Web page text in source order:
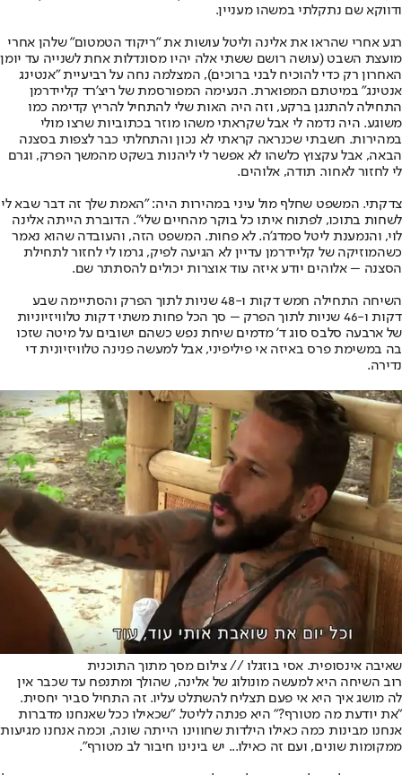
ודווקא שם נתקלתי במשהו מעניין.
רגע אחרי שהראו את אלינה וליטל עושות את "ריקוד הטמטום" שלהן אחרי
מועצת השבט (עושה רושם ששתי אלה יהיו מסונדלות אחת לשנייה עד יומן
האחרון רק כדי להוכיח לבני ברוכים), המצלמה נחה על רביעיית "אנטינג
אנטינג" במיטתם המפוארת. הנעימה המפורסמת של ריצ'רד קליידרמן
התחילה להתנגן ברקע, וזה היה האות שלי להתחיל להריץ קדימה כמו
משוגע. היה נדמה לי אבל שקראתי משהו מוזר בכתוביות שרצו מולי
במהירות. חשבתי שכנראה קראתי לא נכון והתחלתי כבר לצפות בסצנה
הבאה, אבל עקצוץ כלשהו לא אפשר לי ליהנות בשקט מהמשך הפרק, וגרם
לי לחזור לאחור. תודה, אלוהים.
צדקתי. המשפט שחלף מול עיני במהירות היה: "האמת שלך זה דבר שבא לי
לשחות בתוכו, לפתוח איתו כל בוקר מהחיים שלי". הדוברת הייתה אלינה
לוי, והנמענת ליטל סמדג'ה. לא פחות. המשפט הזה, והעובדה שהוא נאמר
כשהמוזיקה של קליידרמן עדיין לא הגיעה לפיק, גרמו לי לחזור לתחילת
הסצנה – אלוהים יודע איזה עוד אוצרות יכולים להסתתר שם.
השיחה התחילה חמש דקות ו-48 שניות לתוך הפרק והסתיימה שבע
דקות ו-46 שניות לתוך הפרק – סך הכל פחות משתי דקות טלוויזיוניות
של ארבעה סלבס סוג ד' מדמים שיחת נפש כשהם ישובים על מיטה שזכו
בה במשימת פרס באיזה אי פיליפיני, אבל למעשה פנינה טלוויזיונית די
נדירה.
שאיבה אינסופית. אסי בוזגלו // צילום מסך מתוך התוכנית
רוב השיחה היא למעשה מונולוג של אלינה, שהולך ומתנפח עד שכבר אין
לה מושג איך היא אי פעם תצליח להשתלט עליו. זה התחיל סביר יחסית.
"את יודעת מה מטורף?" היא פנתה לליטל. "שכאילו ככל שאנחנו מדברות
אנחנו מבינות כמה כאילו הילדות שחווינו הייתה שונה, וכמה אנחנו מגיעות
ממקומות שונים, ועם זה כאילו... יש בינינו חיבור לב מטורף".